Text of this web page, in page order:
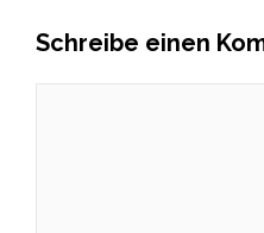
Schreibe einen